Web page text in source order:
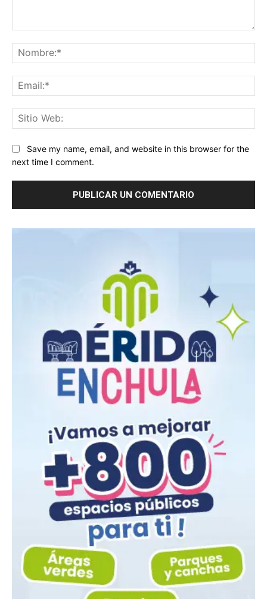
Save my name, email, and website in this browser for the
next time I comment.